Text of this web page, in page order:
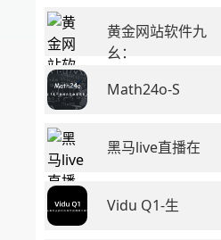
黄金网站软件九
幺：
Math24o-S
黑马live直播在
Vidu Q1-生